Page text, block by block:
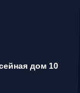
дом 10